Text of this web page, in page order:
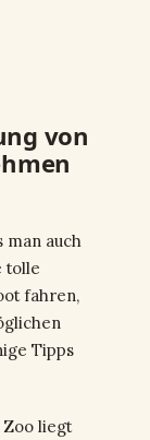
von
man auch
tolle
fahren,
Tipps
liegt